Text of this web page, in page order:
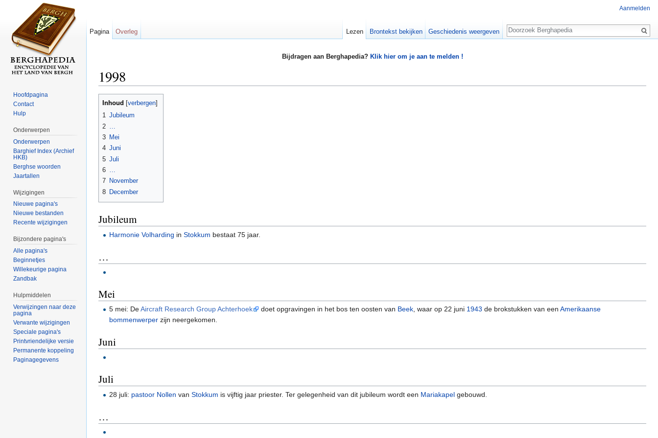
Bijdragen aan Berghapedia? Klik hier om je aan te melden !
1998
Inhoud verbergen
1 Jubileum
2
3 Mei
4 Juni
5 Juli
6
7 November
8 December
Jubileum
Harmonie Volharding inStokkum bestaat 75 jaar.
…
Mei
5 mei: DeAircraft Research Group Achterhoek doet opgravingen in het bos ten oosten van Beek , waar op 22 juni 1943 de brokstukken van eenAmerikaanse
bommenwerper zijn neergekomen.
Juni
Juli
28 juli: pastoor Nollen vanStokkum is vijftig jaar priester. Ter gelegenheid van dit jubileum wordt een Mariakapel gebouwd.
…
Aanmelden
Pagina Overleg Lezen Brontekst bekijken Geschiedenis weergeven
Zoeken
Hoofdpagina
Contact
Hulp
Onderwerpen
Onderwerpen
Barghief Index (Archief
HKB)
Berghse woorden
Jaartallen
Wijzigingen
Nieuwe pagina's
Nieuwe bestanden
Recente wijzigingen
Bijzondere pagina's
Alle pagina's
Beginnetjes
Willekeurige pagina
Zandbak
Hulpmiddelen
Verwijzingen naar deze
pagina
Verwante wijzigingen
Speciale pagina's
Printvriendelijke versie
Permanente koppeling
Paginagegevens